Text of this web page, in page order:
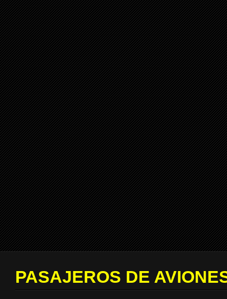
PASAJEROS DE